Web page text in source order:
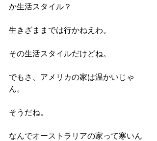
か生活スタイル？
生きざままでは行かねえわ。
その生活スタイルだけどね。
でもさ、アメリカの家は温かいじゃ
ん。
そうだね。
なんでオーストラリアの家って寒いん